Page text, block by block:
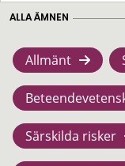
ALLA ÄMNEN
Allmänt
Särskilda risker